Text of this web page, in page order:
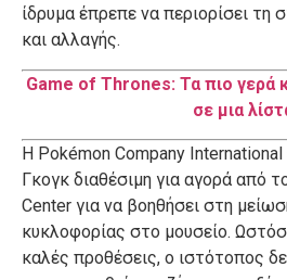
ίδρυμα έπρεπε να περιορίσει τη
και αλλαγής.
Game of Thrones: Τα πιο γερά
σε μια
Η Pokémon Company International
Γκογκ διαθέσιμη για αγορά από
Center για να βοηθήσει στη
κυκλοφορίας στο μουσείο.
καλές προθέσεις, ο ιστότοπος